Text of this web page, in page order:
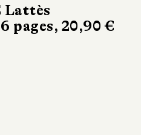
Femmes
bord